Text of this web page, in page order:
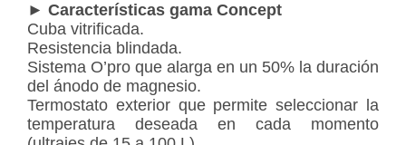
► Características gama Concept
Cuba vitrificada.
Resistencia blindada.
Sistema O’pro que alarga en un 50% la duración
del ánodo de magnesio.
Termostato exterior que permite seleccionar la
temperatura deseada en cada momento